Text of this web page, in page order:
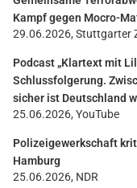
Kampf gegen Mocro-
29.06.2026, Stuttgarter
Podcast „Klartext mit
Schlussfolgerung.
sicher ist Deutschland
25.06.2026, YouTube
Polizeigewerkschaft
Hamburg
25.06.2026, NDR